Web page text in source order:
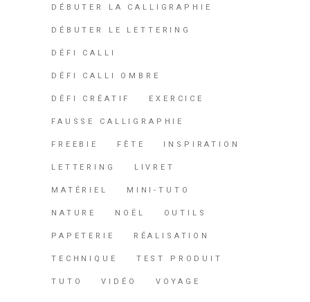
DÉBUTER LA CALLIGRAPHIE
DÉBUTER LE LETTERING
DÉFI CALLI
DÉFI CALLI OMBRE
DÉFI CRÉATIF EXERCICE
FAUSSE CALLIGRAPHIE
FREEBIE FÊTE INSPIRATION
LETTERING LIVRET
MATÉRIEL MINI-TUTO
NATURE NOËL OUTILS
PAPETERIE RÉALISATION
TECHNIQUE TEST PRODUIT
TUTO VIDÉO VOYAGE